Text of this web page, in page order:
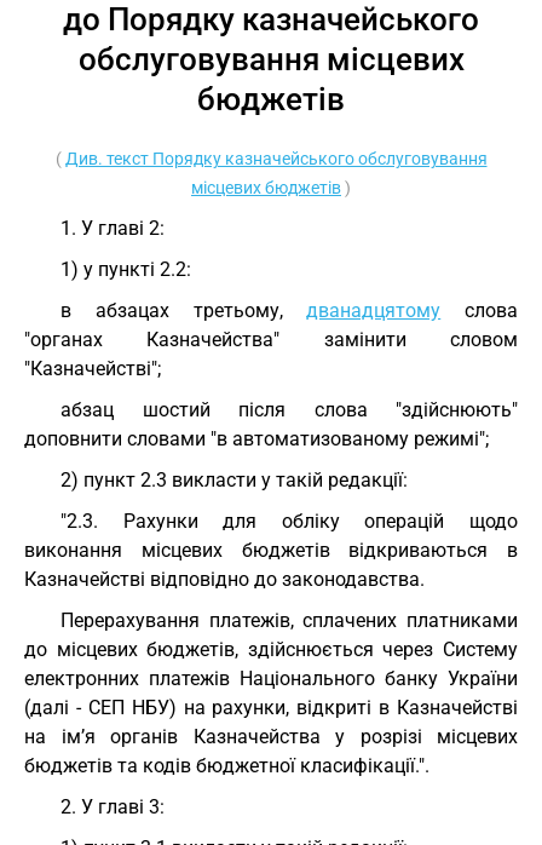
до Порядку казначейського
обслуговування місцевих
бюджетів
( Див. текст Порядку казначейського обслуговування
місцевих бюджетів)
1. У главі 2:
1) у пункті 2.2:
в абзацах третьому,дванадцятому слова
"органах Казначейства" замінити словом
"Казначействі";
абзац шостий після слова "здійснюють"
доповнити словами "в автоматизованому режимі";
2) пункт 2.3 викласти у такій редакції:
"2.3. Рахунки для обліку операцій щодо
виконання місцевих бюджетів відкриваються в
Казначействі відповідно до законодавства.
Перерахування платежів, сплачених платниками
до місцевих бюджетів, здійснюється через Систему
електронних платежів Національного банку України
(далі - СЕП НБУ) на рахунки, відкриті в Казначействі
на ім’я органів Казначейства у розрізі місцевих
бюджетів та кодів бюджетної класифікації.".
2. У главі 3: